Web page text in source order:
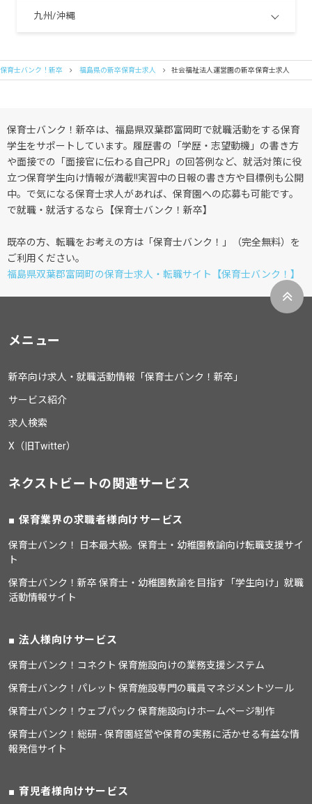
九州/沖縄
保育士バンク！新卒 福島県の新卒保育士求人 社会福祉法人運営園の新卒保育士求人
保育士バンク！新卒は、福島県双葉郡富岡町で就職活動をする保育
学生をサポートしています。履歴書の「学歴・志望動機」の書き方
や面接での「面接官に伝わる自己PR」の回答例など、就活対策に役
立つ保育学生向け情報が満載!!実習中の日報の書き方や目標例も公開
中。で気になる保育士求人があれば、保育園への応募も可能です。
で就職・就活するなら【保育士バンク！新卒】
既卒の方、転職をお考えの方は「保育士バンク！」（完全無料）を
ご利用ください。
福島県双葉郡富岡町の保育士求人・転職サイト【保育士バンク！】
メニュー
新卒向け求人・就職活動情報「保育士バンク！新卒」
サービス紹介
求人検索
X（旧Twitter）
ネクストビートの関連サービス
保育業界の求職者様向けサービス
保育士バンク！ 日本最大級。保育士・幼稚園教諭向け転職支援サイ
ト
保育士バンク！新卒 保育士・幼稚園教諭を目指す「学生向け」就職
活動情報サイト
法人様向けサービス
保育士バンク！コネクト 保育施設向けの業務支援システム
保育士バンク！パレット 保育施設専門の職員マネジメントツール
保育士バンク！ウェブパック 保育施設向けホームページ制作
保育士バンク！総研 - 保育園経営や保育の実務に活かせる有益な情
報発信サイト
育児者様向けサービス